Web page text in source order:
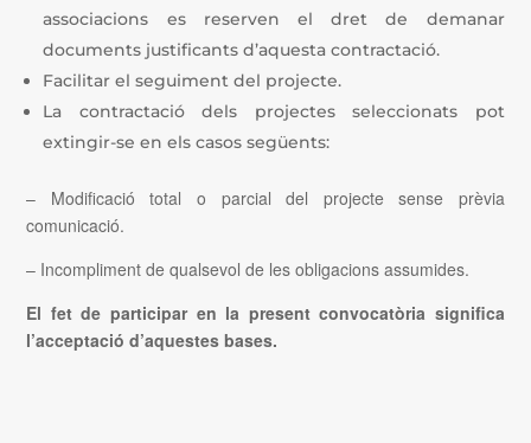
associacions es reserven el dret de demanar
documents justificants d’aquesta contractació.
Facilitar el seguiment del projecte.
La contractació dels projectes seleccionats pot
extingir-se en els casos següents:
– Modificació total o parcial del projecte sense prèvia
comunicació.
– Incompliment de qualsevol de les obligacions assumides.
El fet de participar en la present convocatòria significa
l’acceptació d’aquestes bases.